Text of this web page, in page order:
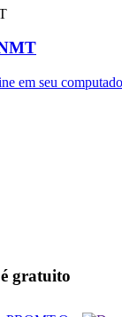
em seu
gratuito